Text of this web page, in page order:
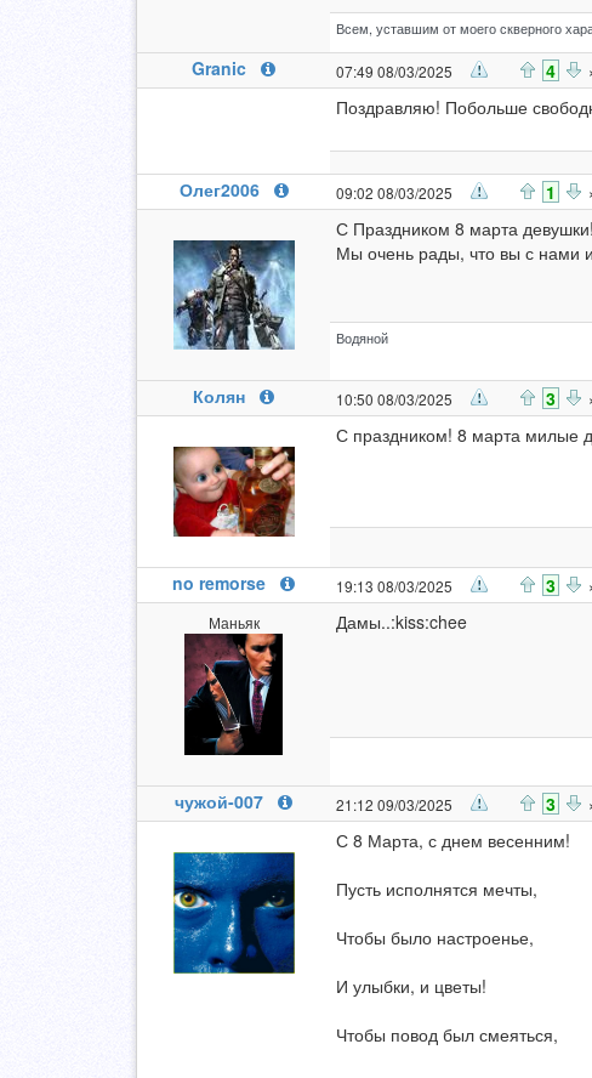
Всем, уставшим от моего скверного
Granic 07:49 08/03/2025 4
Поздравляю! Побольше
Олег2006 09:02 08/03/2025 1
С Праздником 8 марта девушки!
Мы очень рады, что вы с нами
Водяной
Колян 10:50 08/03/2025 3
С праздником! 8 марта милые
no remorse 19:13 08/03/2025 3
Маньяк Дамы..:kiss:chee
чужой-007 21:12 09/03/2025 3
С 8 Марта, с днем весенним!
Пусть исполнятся мечты,
Чтобы было настроенье,
И улыбки, и цветы!
Чтобы повод был смеяться,